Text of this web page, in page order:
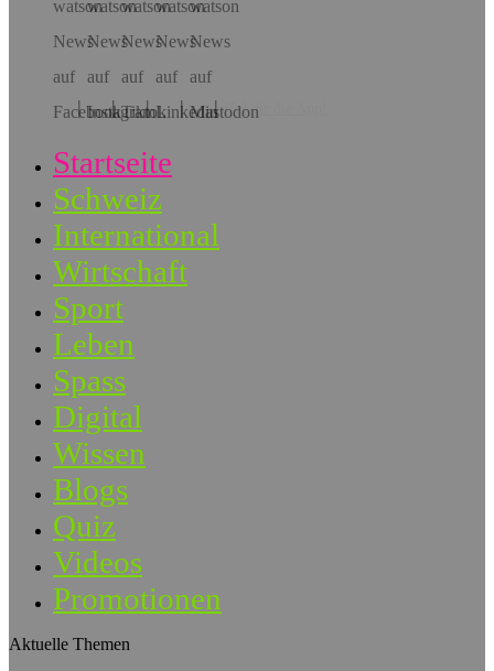
Hol dir die App!
Startseite
Schweiz
International
Wirtschaft
Sport
Leben
Spass
Digital
Wissen
Blogs
Quiz
Videos
Promotionen
Aktuelle Themen